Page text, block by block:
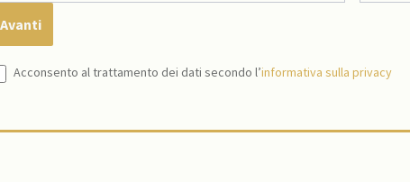
Acconsento al trattamento dei dati secondo l’informativa sulla privacy